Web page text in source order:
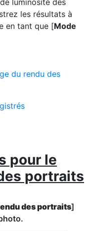
luminosité des
les résultats à
en tant que [Mode
du rendu des
pour le
portraits
des portraits]